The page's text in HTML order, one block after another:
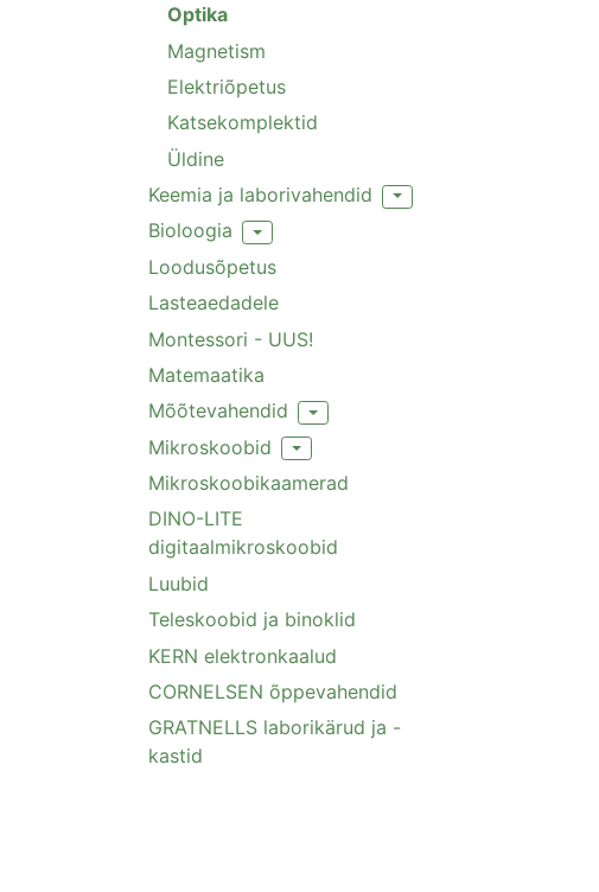
Optika
Magnetism
Elektriõpetus
Katsekomplektid
Üldine
Keemia ja laborivahendid
Toggle Dropdown
Bioloogia Toggle Dropdown
Loodusõpetus
Lasteaedadele
Montessori - UUS!
Matemaatika
Mõõtevahendid
Toggle Dropdown
Mikroskoobid Toggle Dropdown
Mikroskoobikaamerad
DINO-LITE
digitaalmikroskoobid
Luubid
Teleskoobid ja binoklid
KERN elektronkaalud
CORNELSEN õppevahendid
GRATNELLS laborikärud ja -
kastid